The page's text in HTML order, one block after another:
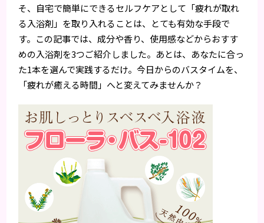
そ、自宅で簡単にできるセルフケアとして「疲れが取れ
る入浴剤」を取り入れることは、とても有効な手段で
す。この記事では、成分や香り、使用感などからおすす
めの入浴剤を3つご紹介しました。あとは、あなたに合っ
た1本を選んで実践するだけ。今日からのバスタイムを、
「疲れが癒える時間」へと変えてみませんか？